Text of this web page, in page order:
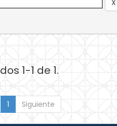
1-1 de 1.
1 Siguiente